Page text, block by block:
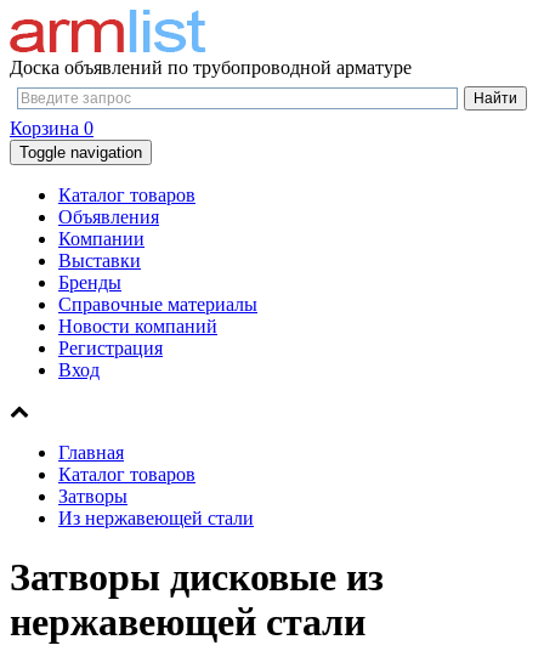
Доска объявлений по трубопроводной арматуре
Корзина 0
Toggle navigation
Каталог товаров
Объявления
Компании
Выставки
Бренды
Справочные материалы
Новости компаний
Регистрация
Вход
Главная
Каталог товаров
Затворы
Из нержавеющей стали
Затворы дисковые из
нержавеющей стали